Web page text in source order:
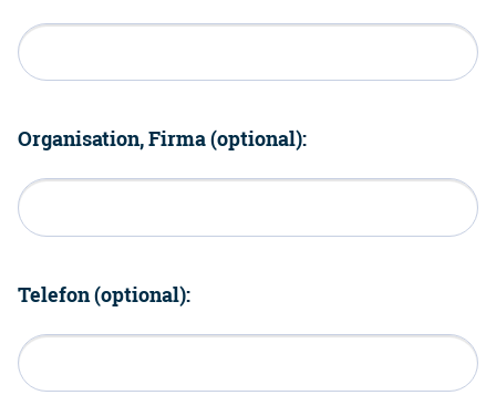
Organisation, Firma (optional):
Telefon (optional):